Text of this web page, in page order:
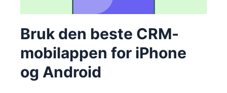
Bruk den beste CRM-
mobilappen for iPhone
og Android